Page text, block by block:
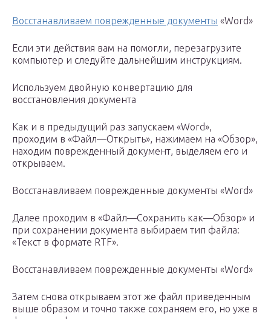
Восстанавливаем поврежденные документы «Word»
Если эти действия вам на помогли, перезагрузите
компьютер и следуйте дальнейшим инструкциям.
Используем двойную конвертацию для
восстановления документа
Как и в предыдущий раз запускаем «Word»,
проходим в «Файл—Открыть», нажимаем на «Обзор»,
находим поврежденный документ, выделяем его и
открываем.
Восстанавливаем поврежденные документы «Word»
Далее проходим в «Файл—Сохранить как—Обзор» и
при сохранении документа выбираем тип файла:
«Текст в формате RTF».
Восстанавливаем поврежденные документы «Word»
Затем снова открываем этот же файл приведенным
выше образом и точно также сохраняем его, но уже в